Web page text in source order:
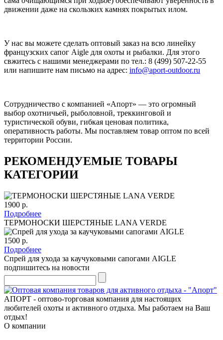
движении даже на скользких камнях покрытых илом.
У нас вы можете сделать оптовый заказ на всю линейку
французских сапог Aigle для охоты и рыбалки. Для этого
свжитесь с нашими менеджерами по тел.: 8 (499) 507-22-55
или напишите нам письмо на адрес: info@aport-outdoor.ru
Сотрудничество с компанией «Апорт» — это огромный
выбор охотничьей, рыболовной, треккинговой и
туристической обуви, гибкая ценовая политика,
оперативность работы. Мы поставляем товар оптом по всей
территории России.
РЕКОМЕНДУЕМЫЕ ТОВАРЫ
КАТЕГОРИИ
1900 р.
Подробнее
ТЕРМОНОСКИ ШЕРСТЯНЫЕ LANA VERDE
1500 р.
Подробнее
Спрей для ухода за каучуковыми сапогами AIGLE
подпишитесь на новости
АПОРТ - оптово-торговая компания для настоящих
любителей охоты и активного отдыха. Мы работаем на Ваш
отдых!
О компании